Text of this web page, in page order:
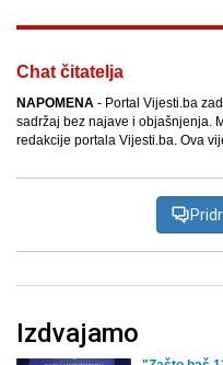
Chat čitatelja
NAPOMENA - Portal Vijesti.ba
sadržaj bez najave i objašnjenja.
redakcije portala Vijesti.ba. Ova
Izdvajamo